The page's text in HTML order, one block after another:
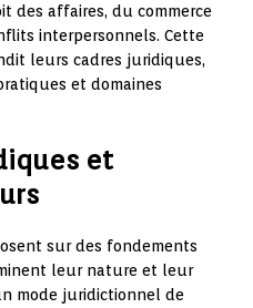
des affaires, du commerce
interpersonnels. Cette
leurs cadres juridiques,
et domaines
et
sur des fondements
leur nature et leur
mode juridictionnel de